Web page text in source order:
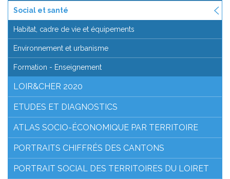
Social et santé
Habitat, cadre de vie et équipements
Environnement et urbanisme
Formation - Enseignement
LOIR&CHER 2020
ETUDES ET DIAGNOSTICS
ATLAS SOCIO-ÉCONOMIQUE PAR TERRITOIRE
PORTRAITS CHIFFRÉS DES CANTONS
PORTRAIT SOCIAL DES TERRITOIRES DU LOIRET